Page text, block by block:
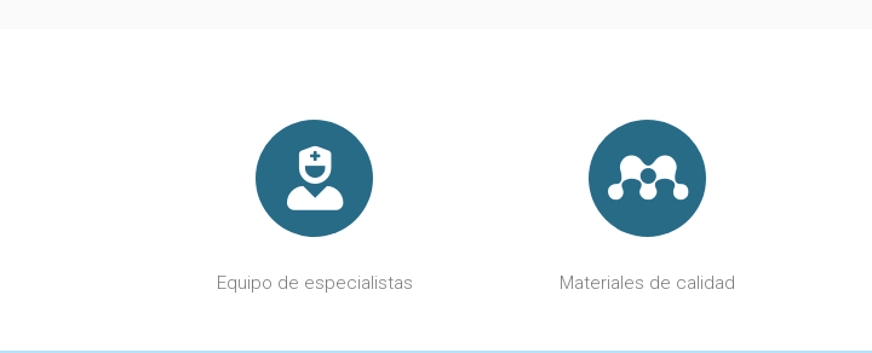
Equipo de especialistas Materiales de calidad